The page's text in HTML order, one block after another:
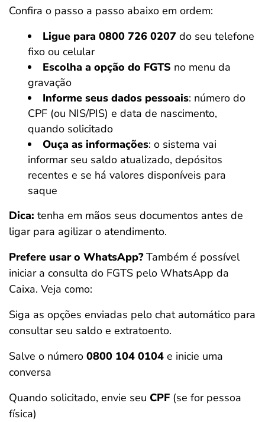
Confira o passo a passo abaixo em ordem:
Ligue para 0800 726 0207 do seu telefone
fixo ou celular
Escolha a opção do FGTS no menu da
gravação
Informe seus dados pessoais: número do
CPF (ou NIS/PIS) e data de nascimento,
quando solicitado
Ouça as informações: o sistema vai
informar seu saldo atualizado, depósitos
recentes e se há valores disponíveis para
saque
Dica: tenha em mãos seus documentos antes de
ligar para agilizar o atendimento.
Prefere usar o WhatsApp?Também é possível
iniciar a consulta do FGTS pelo WhatsApp da
Caixa. Veja como:
Siga as opções enviadas pelo chat automático para
consultar seu saldo e extratoento.
Salve o número 0800 104 0104 e inicie uma
conversa
Quando solicitado, envie seu CPF (se for pessoa
física)